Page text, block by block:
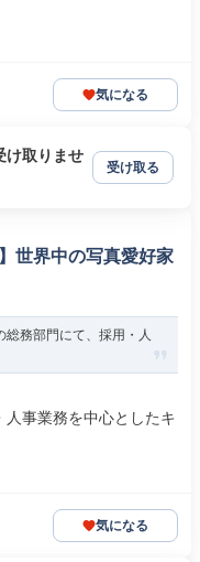
気になる
け取りませ
受け取る
世界中の写真愛好家
総務部門にて、採用・人
事業務を中心としたキ
気になる